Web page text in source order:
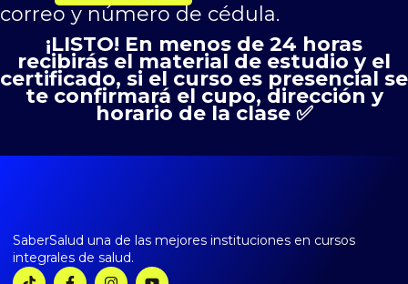
correo y número de cédula.
¡LISTO! En menos de 24 horas
recibirás el material de estudio y el
certificado, si el curso es presencial se
te confirmará el cupo, dirección y
horario de la clase ✅
SaberSalud una de las mejores instituciones en cursos
integrales de salud.